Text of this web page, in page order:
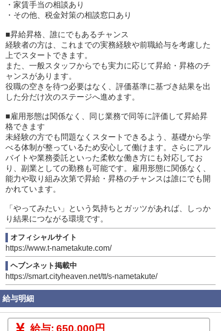
■ 数値管理・マネジメント業務
・売上管理・目標設定
・業務改善・ツールや仕組みづくり
・複数店舗の管理・統括
《幹部候補はさらに…》
・グループ外の関連業者とのコミュニケーション
・グループ全体の利益を戦略
★店舗運営業務（インセンティブあり）があります。
きます。
★収入はもちろんこの業務に比例！
まずは店舗スタッフから入り、仕事内容の全体像を掴みま
す。
先輩と一緒に動きながら業務に触れ、店舗を代表するスタ
ッフを目指します。
・家賃手当の相談あり
・その他、税金対策の相談窓口あり
■昇給昇格、誰にでもあるチャンス
経験者の方は、これまでの実務経験や前職給与を考慮した
上でスタートできます。
また、一般スタッフからでも実力に応じて昇給・昇格のチ
ャンスがあります。
役職の空きを待つ必要はなく、評価基準に基づき結果を出
した分だけ次のステージへ進めます。
■雇用形態は関係なく、同じ業務で同等に評価して昇給昇
格できます
未経験の方でも問題なくスタートできるよう、基礎から学
べる体制が整っているため安心して働けます。さらにアル
バイトや業務委託といった柔軟な働き方にも対応してお
り、副業としての勤務も可能です。雇用形態に関係なく、
能力や取り組み次第で昇給・昇格のチャンスは誰にでも開
かれています。
「やってみたい」という気持ちとガッツがあれば、しっか
り結果につながる環境です。
オフィシャルサイト
https://www.t-nametakute.com/
ヘブンネット掲載中
https://smart.cityheaven.net/tt/s-nametakute/
給与明細
給与: 650,000円